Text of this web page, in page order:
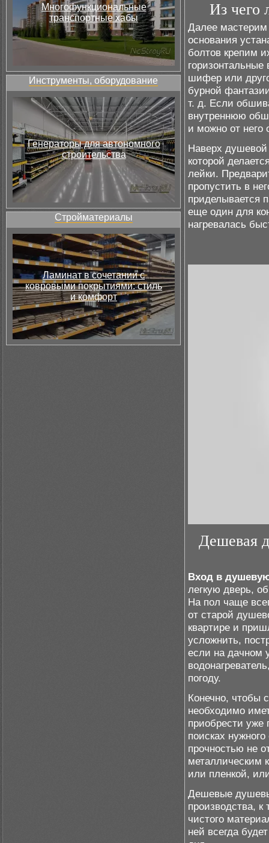
Многофункциональные
транспортные хабы
Инструменты, оборудование
Генераторы для автономного
строительства
Стройматериалы
Ламинат в сочетании с
ковровыми покрытиями: стиль
и комфорт
Из чего
Далее
основания
болтов крепим
горизонтальные
шифер или
бурной
т. д. Если
внутреннюю
и можно от него
Наверх душевой
которой
лейки.
пропустить в
приделывается
еще один для
нагревалась
Дешевая
Вход в
легкую дверь,
На пол чаще
от старой
квартире и
усложнить,
если на дачном
погоду.
Конечно, чтобы
необходимо
приобрести уже
поисках
прочностью не
металлическим
или пленкой,
Дешевые
производства, к
чистого
ней всегда